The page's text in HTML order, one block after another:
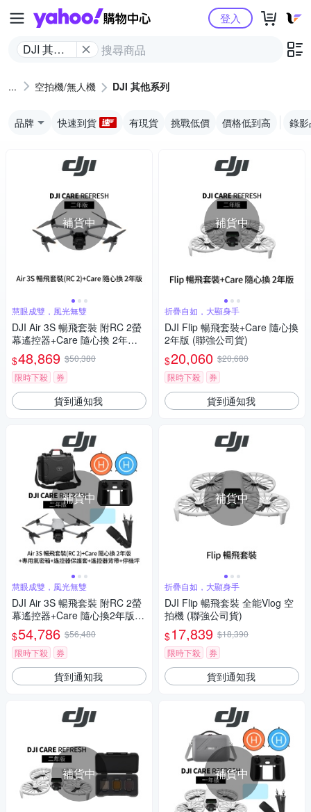
Yahoo購物中心
DJI 其他
登入
空拍機/無人機 DJI 其他系列
品牌 快速到貨 有現貨 挑戰低價 價格低到高 錄
補貨中
慧眼成雙，風光無雙
DJI Air 3S 暢飛套裝 附RC 2螢
幕遙控器+Care 隨心換 2年版
(聯強公司貨)
$48,869 $50,380
限時下殺
券
貨到通知我
補貨中
慧眼成雙，風光無雙
DJI Air 3S 暢飛套裝 附RC 2螢
幕遙控器+Care 隨心換2年版+1
154931專用氣密箱+遙控器保
護套+遙控器鋼化貼+SP-850遙
控器背帶+110cm停機坪 (聯強
公司貨)
$54,786 $56,480
限時下殺
券
貨到通知我
補貨中
補貨中
折疊自如，大顯身手
DJI Flip 暢飛套裝+Care 隨心換
2年版 (聯強公司貨)
$20,060 $20,680
限時下殺
券
貨到通知我
補貨中
折疊自如，大顯身手
DJI Flip 暢飛套裝 全能Vlog 空
拍機 (聯強公司貨)
$17,839 $18,390
限時下殺
券
貨到通知我
補貨中